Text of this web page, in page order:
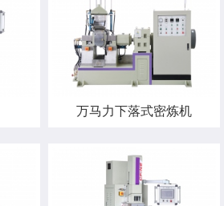
万马力下落式密炼机